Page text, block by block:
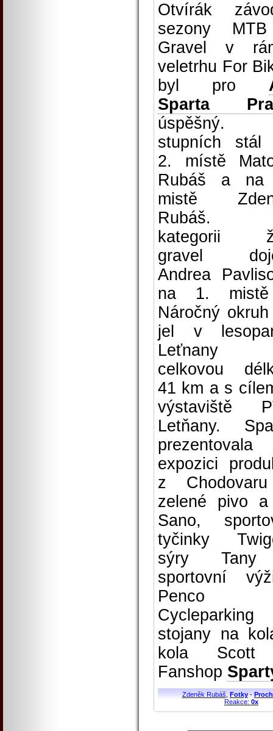
Otvírák
sezony
Gravel v
veletrhu For
byl pro
Sparta
úspěšný.
stupních stál
2. místě
Rubáš a na
mistě
Rubáš.
kategorii
gravel
Andrea
na 1.
Náročný
jel v
Leťnany
celkovou
41 km a s
výstaviště
Letňany.
expozici
z
zelené pivo
Sano,
tyčinky
sýry
sportovní
Cycleparking
stojany na
kola
Fanshop
Zdeněk Rubáš Fotky-
Reakce: 0x